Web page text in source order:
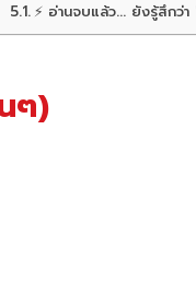
⚡ อ่านจบแล้ว... ยังรู้สึกว่า
ๆ)